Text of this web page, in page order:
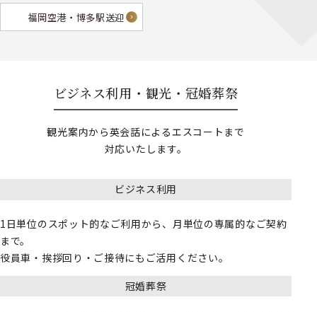
福岡空港・博多駅送迎
ビジネス利用・観光・冠婚葬祭
観光案内から英会話によるエスコートまで
対応いたします。
ビジネス利用
1日単位のスポット的なご利用から、月単位の専属的なご契約
まで。
役員車・挨拶回り・ご接待にもご活用ください。
冠婚葬祭